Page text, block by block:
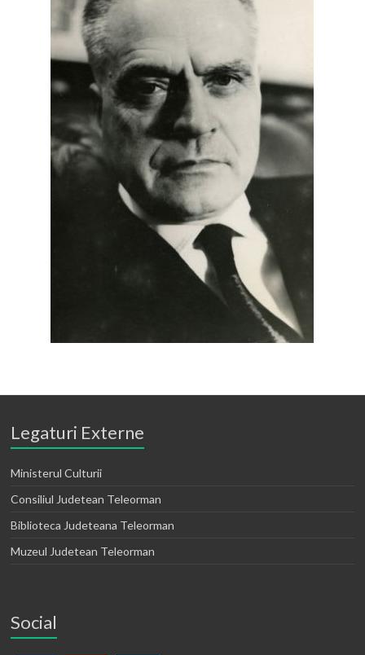
Legaturi Externe
Ministerul Culturii
Consiliul Judetean Teleorman
Biblioteca Judeteana Teleorman
Muzeul Judetean Teleorman
Social